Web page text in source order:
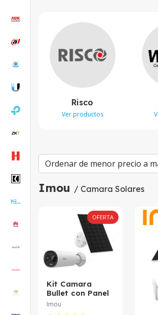
Risco
Ver productos
Imou / Camara Solares
OFERTA
Kit Camara
Bullet con Panel
solar Imou Cell
Imou